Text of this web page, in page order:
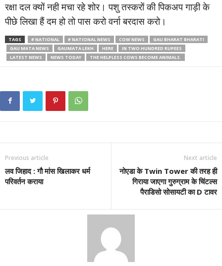
रक्षा दल क्यों नही मचा रहे शोर। पशु तस्करों की पिकअप गाड़ी के
पीछे लिखा हैं दम हो तो पास करो वर्ना बरदास करो।
TAGS # NATIONAL # NATIONAL NEWS COW NEWS
GAU BHARAT BHARATI
GAU MATA NEWS
GAUMATA LEKH HERE
IN TWO HUNDRED RUPEES
LATEST NEWS
NEWS TODAY THE HELPLESS COWS BECOME ANIMALS.
Previous article
लव जिहाद : गौ मांस खिलाकर धर्म
परिवर्तन कराया
Next article
नोएडा के Twin Tower की तरह ही
गिराया जाएगा गुरुग्राम के चिंटल्स
पैराडिसो सोसायटी का D टावर